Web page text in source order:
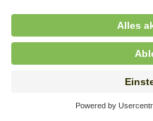
Hauswirtschaftskraft
in unbefristeter